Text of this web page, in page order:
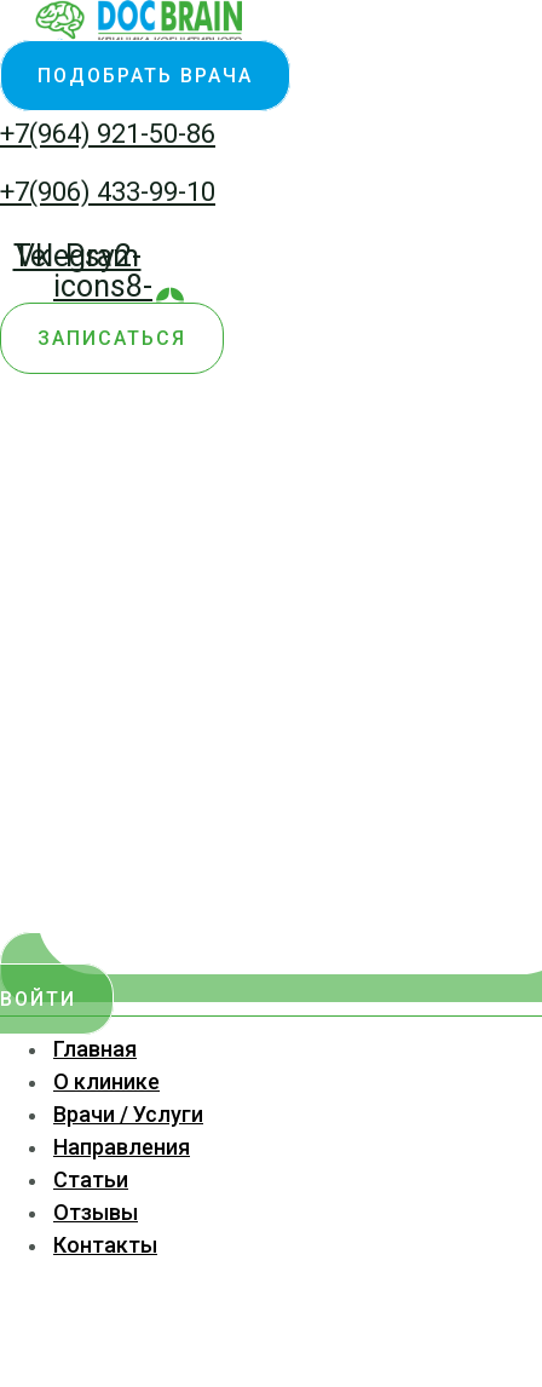
Перейти
к
содержимому
ПОДОБРАТЬ ВРАЧА
+7(964) 921-50-86
+7(906) 433-99-10
Vk
Telegram
Psy2-
icons8-
zen
ЗАПИСАТЬСЯ
ВОЙТИ
Главная
О клинике
Врачи / Услуги
Направления
Статьи
Отзывы
Контакты
Количество
товара
Магнитотерапия
низкочастотная